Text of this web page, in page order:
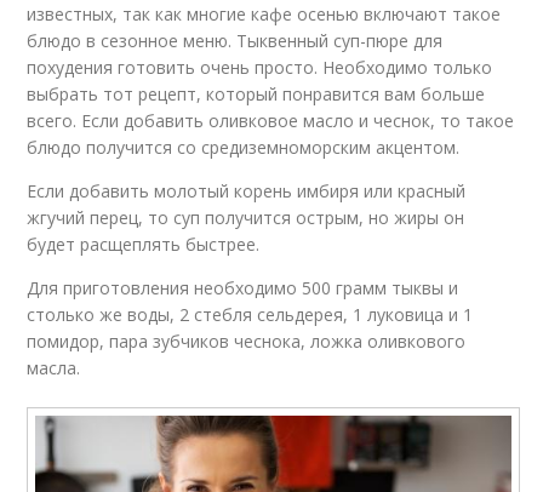
известных, так как многие кафе осенью включают такое
блюдо в сезонное меню. Тыквенный суп-пюре для
похудения готовить очень просто. Необходимо только
выбрать тот рецепт, который понравится вам больше
всего. Если добавить оливковое масло и чеснок, то такое
блюдо получится со средиземноморским акцентом.
Если добавить молотый корень имбиря или красный
жгучий перец, то суп получится острым, но жиры он
будет расщеплять быстрее.
Для приготовления необходимо 500 грамм тыквы и
столько же воды, 2 стебля сельдерея, 1 луковица и 1
помидор, пара зубчиков чеснока, ложка оливкового
масла.